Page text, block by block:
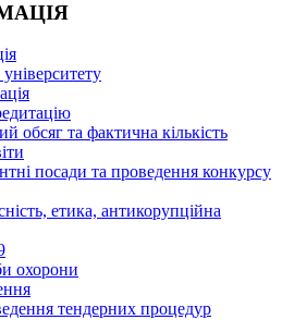
університету
обсяг та фактична кількість
посади та проведення конкурсу
етика, антикорупційна
охорони
тендерних процедур